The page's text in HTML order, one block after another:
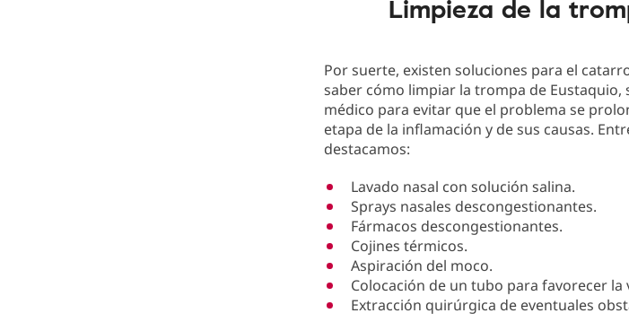
Limpieza de la
Por suerte, existen soluciones para el
saber cómo limpiar la trompa de Eustaquio,
médico para evitar que el problema se
etapa de la inflamación y de sus causas.
destacamos:
Lavado nasal con solución salina.
Sprays nasales descongestionantes.
Fármacos descongestionantes.
Cojines térmicos.
Aspiración del moco.
Colocación de un tubo para favorecer la
Extracción quirúrgica de eventuales